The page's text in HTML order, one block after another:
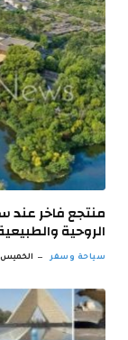
منتجع فاخر عند
الروحية
سياحة وسفر الخميس 06 أغسطس 3:18 ص